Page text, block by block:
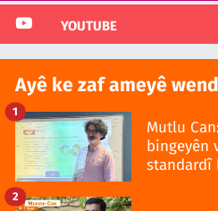
YOUTUBE
Ayê ke zaf ameyê
Mutlu
bingeyên
standardî
1
2